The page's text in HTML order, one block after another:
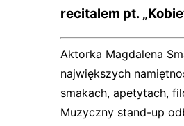
recitalem pt.
Aktorka Magdalena
największych
smakach, apetytach,
Muzyczny stand-up